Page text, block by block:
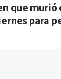
que murió
para